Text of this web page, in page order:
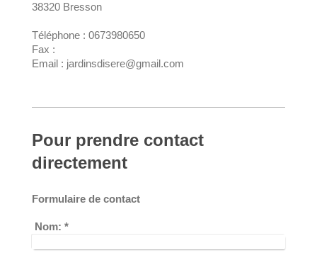
38320 Bresson
Téléphone : 0673980650
Fax :
Email : jardinsdisere@gmail.com
Pour prendre contact
directement
Formulaire de contact
Nom: *